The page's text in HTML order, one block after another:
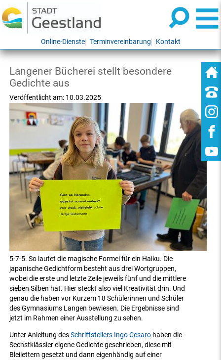
Online-Dienste Terminvereinbarung Kontakt
Langener Bücherei stellt besondere
Gedichte aus
Veröffentlicht am: 10.03.2025
5-7-5. So lautet die magische Formel für ein Haiku. Die
japanische Gedichtform besteht aus drei Wortgruppen,
wobei die erste und letzte Zeile jeweils fünf und die mittlere
sieben Silben hat. Hier steckt also viel Kreativität drin. Und
genau die haben vor Kurzem 18 Schülerinnen und Schüler
des Gymnasiums Langen bewiesen. Die Ergebnisse sind
jetzt im Rahmen einer Ausstellung zu sehen.
Unter Anleitung desSchriftstellers Ingo Cesaro haben die
Sechstklässler eigene Gedichte geschrieben, diese mit
Bleilettern gesetzt und dann eigenhändig auf einer